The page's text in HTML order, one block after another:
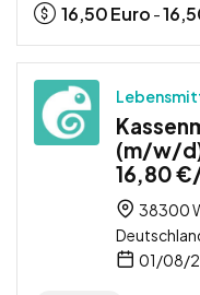
16,50Euro -
(m/w/
16,80
38300
01/08/